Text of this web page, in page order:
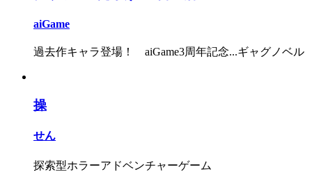
aiGame
過去作キャラ登場！ aiGame3周年記念...ギャグノベル
操
せん
探索型ホラーアドベンチャーゲーム